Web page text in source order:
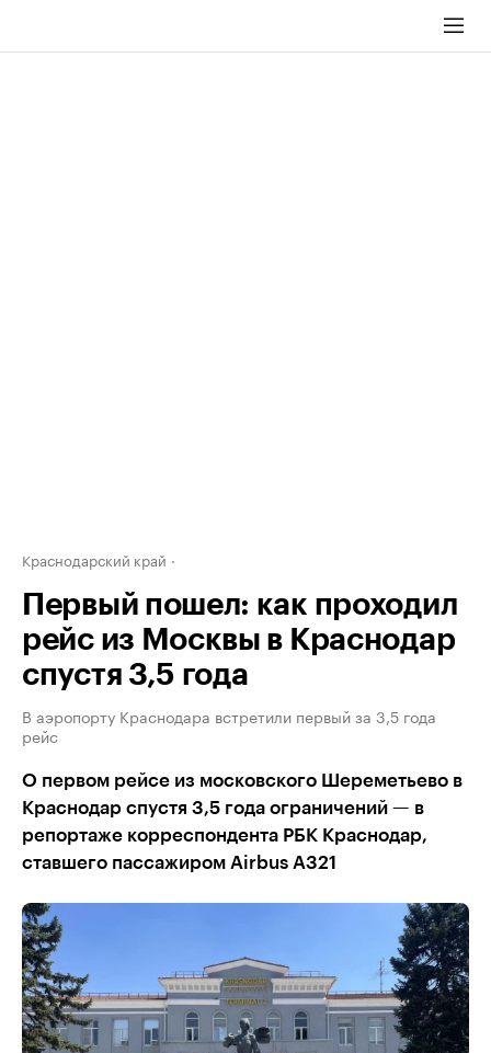
Краснодарский край
Первый пошел: как проходил
рейс из Москвы в Краснодар
спустя 3,5 года
В аэропорту Краснодара встретили первый за 3,5 года
рейс
О первом рейсе из московского Шереметьево в
Краснодар спустя 3,5 года ограничений — в
репортаже корреспондента РБК Краснодар,
ставшего пассажиром Airbus A321